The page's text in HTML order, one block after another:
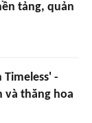
tảng, quản
Timeless' -
và thăng hoa